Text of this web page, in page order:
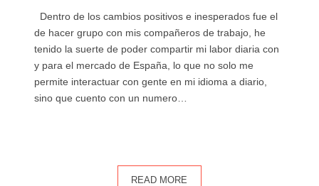
Dentro de los cambios positivos e inesperados fue el
de hacer grupo con mis compañeros de trabajo, he
tenido la suerte de poder compartir mi labor diaria con
y para el mercado de España, lo que no solo me
permite interactuar con gente en mi idioma a diario,
sino que cuento con un numero…
READ MORE